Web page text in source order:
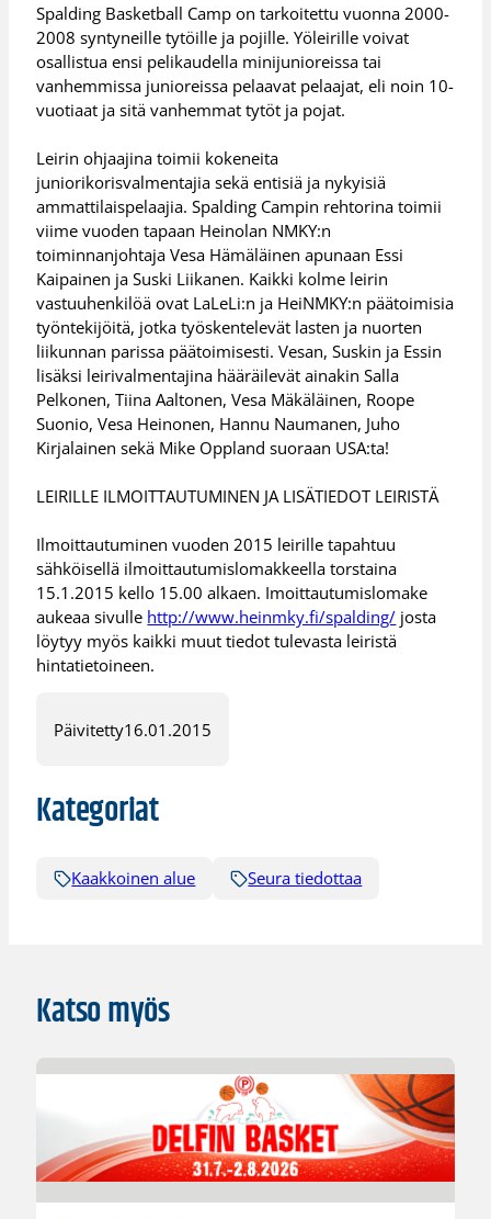
Spalding Basketball Camp on tarkoitettu vuonna 2000-
2008 syntyneille tytöille ja pojille. Yöleirille voivat
osallistua ensi pelikaudella minijunioreissa tai
vanhemmissa junioreissa pelaavat pelaajat, eli noin 10-
vuotiaat ja sitä vanhemmat tytöt ja pojat.
Leirin ohjaajina toimii kokeneita
juniorikorisvalmentajia sekä entisiä ja nykyisiä
ammattilaispelaajia. Spalding Campin rehtorina toimii
viime vuoden tapaan Heinolan NMKY:n
toiminnanjohtaja Vesa Hämäläinen apunaan Essi
Kaipainen ja Suski Liikanen. Kaikki kolme leirin
vastuuhenkilöä ovat LaLeLi:n ja HeiNMKY:n päätoimisia
työntekijöitä, jotka työskentelevät lasten ja nuorten
liikunnan parissa päätoimisesti. Vesan, Suskin ja Essin
lisäksi leirivalmentajina hääräilevät ainakin Salla
Pelkonen, Tiina Aaltonen, Vesa Mäkäläinen, Roope
Suonio, Vesa Heinonen, Hannu Naumanen, Juho
Kirjalainen sekä Mike Oppland suoraan USA:ta!
LEIRILLE ILMOITTAUTUMINEN JA LISÄTIEDOT LEIRISTÄ
Ilmoittautuminen vuoden 2015 leirille tapahtuu
sähköisellä ilmoittautumislomakkeella torstaina
15.1.2015 kello 15.00 alkaen. Imoittautumislomake
aukeaa sivulle http://www.heinmky.fi/spalding/ josta
löytyy myös kaikki muut tiedot tulevasta leiristä
hintatietoineen.
Päivitetty16.01.2015
Kategoriat
Kaakkoinen alue Seura tiedottaa
Katso myös